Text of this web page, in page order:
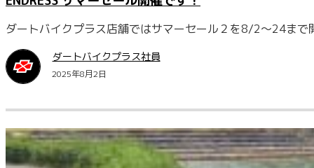
ダートバイクプラス店舗ではサマーセール２を8/2～24ま
ダートバイクプラス社員
2025年8月2日